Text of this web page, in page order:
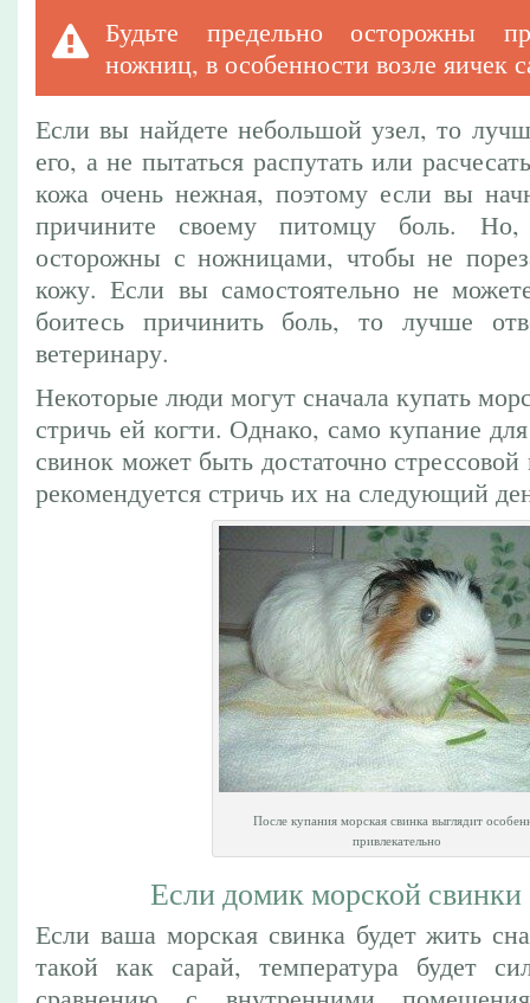
Будьте предельно осторожны
ножниц, в особенности возле яичек
Если вы найдете небольшой узел, то
его, а не пытаться распутать или
кожа очень нежная, поэтому если вы
причините своему питомцу боль.
осторожны с ножницами, чтобы не
кожу. Если вы самостоятельно не
боитесь причинить боль, то лучше
ветеринару.
Некоторые люди могут сначала купать
стричь ей когти. Однако, само купание
свинок может быть достаточно
рекомендуется стричь их на следующий
После купания морская свинка выглядит
привлекательно
Если домик морской
Если ваша морская свинка будет жить
такой как сарай, температура будет